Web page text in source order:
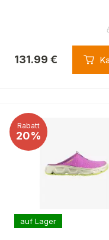
131.99 €
Rabatt
20%
auf Lager